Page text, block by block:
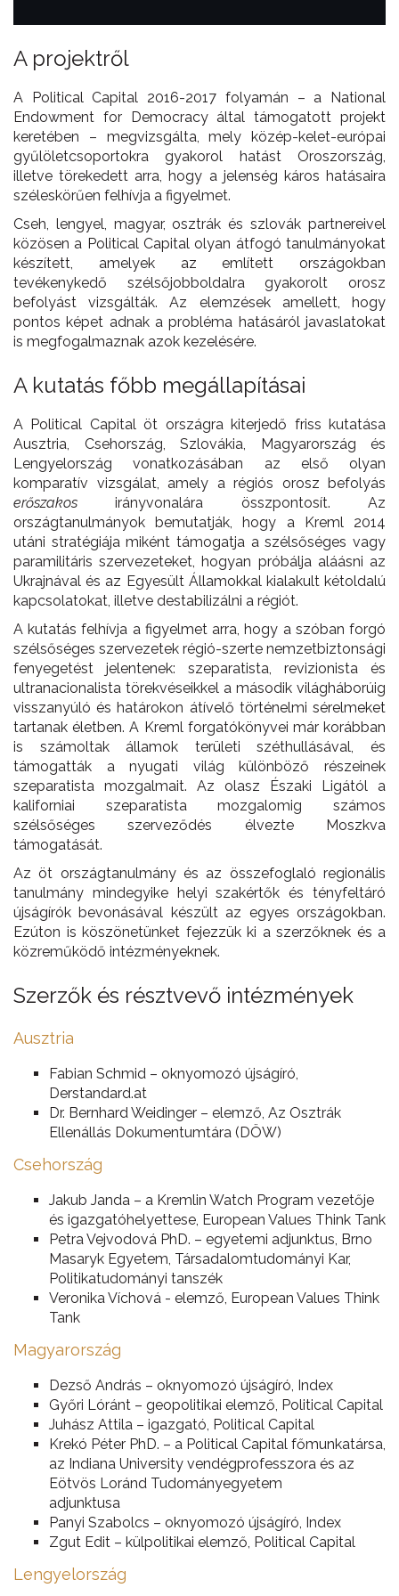
A projektről
A Political Capital 2016-2017 folyamán – a National
Endowment for Democracy által támogatott projekt
keretében – megvizsgálta, mely közép-kelet-európai
gyűlöletcsoportokra gyakorol hatást Oroszország,
illetve törekedett arra, hogy a jelenség káros hatásaira
széleskörűen felhívja a figyelmet.
Cseh, lengyel, magyar, osztrák és szlovák partnereivel
közösen a Political Capital olyan átfogó tanulmányokat
készített, amelyek az említett országokban
tevékenykedő szélsőjobboldalra gyakorolt orosz
befolyást vizsgálták. Az elemzések amellett, hogy
pontos képet adnak a probléma hatásáról javaslatokat
is megfogalmaznak azok kezelésére.
A kutatás főbb megállapításai
A Political Capital öt országra kiterjedő friss kutatása
Ausztria, Csehország, Szlovákia, Magyarország és
Lengyelország vonatkozásában az első olyan
komparatív vizsgálat, amely a régiós orosz befolyás
erőszakos irányvonalára összpontosít. Az
országtanulmányok bemutatják, hogy a Kreml 2014
utáni stratégiája miként támogatja a szélsőséges vagy
paramilitáris szervezeteket, hogyan próbálja aláásni az
Ukrajnával és az Egyesült Államokkal kialakult kétoldalú
kapcsolatokat, illetve destabilizálni a régiót.
A kutatás felhívja a figyelmet arra, hogy a szóban forgó
szélsőséges szervezetek régió-szerte nemzetbiztonsági
fenyegetést jelentenek: szeparatista, revizionista és
ultranacionalista törekvéseikkel a második világháborúig
visszanyúló és határokon átívelő történelmi sérelmeket
tartanak életben. A Kreml forgatókönyvei már korábban
is számoltak államok területi széthullásával, és
támogatták a nyugati világ különböző részeinek
szeparatista mozgalmait. Az olasz Északi Ligától a
kaliforniai szeparatista mozgalomig számos
szélsőséges szerveződés élvezte Moszkva
támogatását.
Az öt országtanulmány és az összefoglaló regionális
tanulmány mindegyike helyi szakértők és tényfeltáró
újságírók bevonásával készült az egyes országokban.
Ezúton is köszönetünket fejezzük ki a szerzőknek és a
közreműködő intézményeknek.
Szerzők és résztvevő intézmények
Ausztria
Fabian Schmid – oknyomozó újságíró,
Derstandard.at
Dr. Bernhard Weidinger – elemző, Az Osztrák
Ellenállás Dokumentumtára (DÖW)
Csehország
Jakub Janda – a Kremlin Watch Program vezetője
és igazgatóhelyettese, European Values Think Tank
Petra Vejvodová PhD. – egyetemi adjunktus, Brno
Masaryk Egyetem, Társadalomtudományi Kar,
Politikatudományi tanszék
Veronika Víchová - elemző, European Values Think
Tank
Magyarország
Dezső András – oknyomozó újságíró, Index
Győri Lóránt – geopolitikai elemző, Political Capital
Juhász Attila – igazgató, Political Capital
Krekó Péter PhD. – a Political Capital főmunkatársa,
az Indiana University vendégprofesszora és az
Eötvös Loránd Tudományegyetem
adjunktusa
Panyi Szabolcs – oknyomozó újságíró, Index
Zgut Edit – külpolitikai elemző, Political Capital
Lengyelország